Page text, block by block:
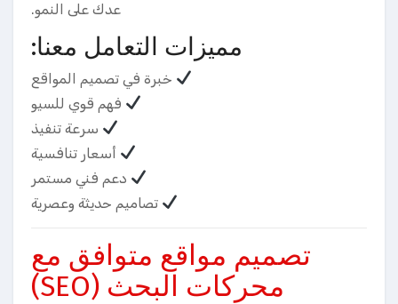
عدك على النمو.
مميزات التعامل معنا:
خبرة في تصميم المواقع
فهم قوي للسيو
سرعة تنفيذ
أسعار تنافسية
دعم فني مستمر
تصاميم حديثة وعصرية
تصميم مواقع متوافق مع
محركات البحث (SEO)